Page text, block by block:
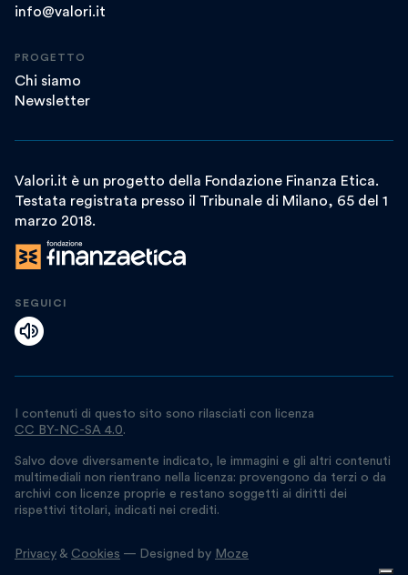
info@valori.it
PROGETTO
Chi siamo
Newsletter
Valori.it è un progetto della Fondazione Finanza Etica.
Testata registrata presso il Tribunale di Milano, 65 del 1
marzo 2018.
SEGUICI
I contenuti di questo sito sono rilasciati con licenza
CC BY-NC-SA 4.0.
Salvo dove diversamente indicato, le immagini e gli altri contenuti
multimediali non rientrano nella licenza: provengono da terzi o da
archivi con licenze proprie e restano soggetti ai diritti dei
rispettivi titolari, indicati nei crediti.
Privacy & Cookies — Designed by Moze